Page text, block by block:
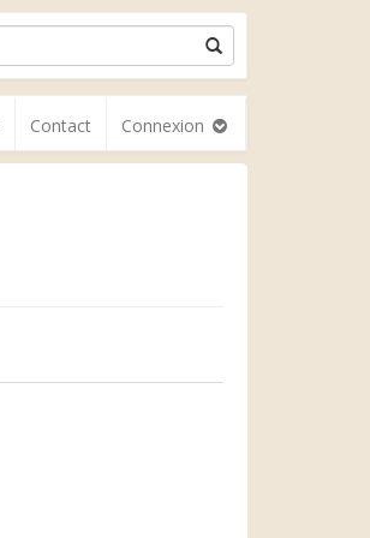
Contact Connexion